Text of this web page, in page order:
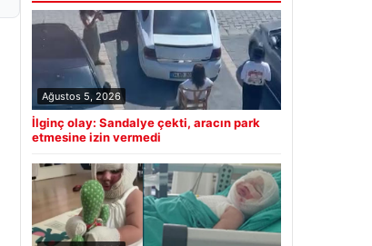
Ağustos 5, 2026
İlginç olay: Sandalye çekti, aracın park
etmesine izin vermedi